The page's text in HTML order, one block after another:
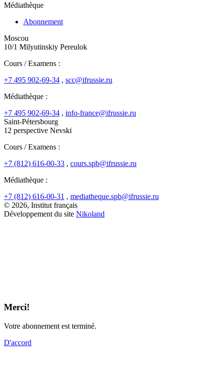
Médiathèque
Abonnement
Moscou
10/1 Milyutinskiy Pereulok
Cours / Examens :
+7 495 902-69-34 , scc@ifrussie.ru
Médiathèque :
+7 495 902-69-34 , info-france@ifrussie.ru
Saint-Pétersbourg
12 perspective Nevski
Cours / Examens :
+7 (812) 616-00-33 , cours.spb@ifrussie.ru
Médiathèque :
+7 (812) 616-00-31 , mediatheque.spb@ifrussie.ru
© 2026, Institut français
Développement du site Nikoland
Merci!
Votre abonnement est terminé.
D'accord